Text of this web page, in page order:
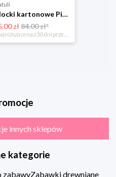
Klocki kartonowe Piramida Zabaw. Owoce i Warzywa Piramida zabaw
zł 84.00 zł*
*najniższa cena z 30 dni przed obniżką
innych sklepów
kategorie
zabawyZabawki drewniane